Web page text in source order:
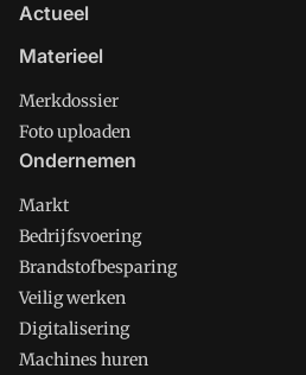
Actueel
Materieel
Merkdossier
Foto uploaden
Ondernemen
Markt
Bedrijfsvoering
Brandstofbesparing
Veilig werken
Digitalisering
Machines huren